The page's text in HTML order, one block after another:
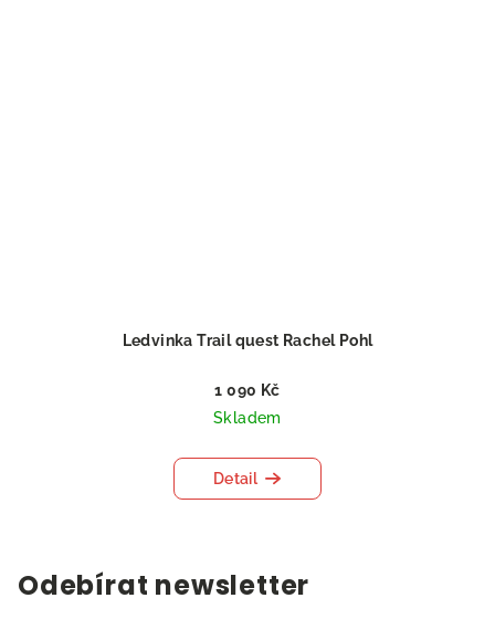
Ledvinka Trail quest Rachel Pohl
1 090 Kč
Skladem
Detail
Odebírat newsletter